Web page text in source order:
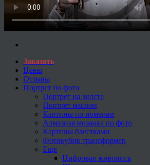
Заказать
Цены
Отзывы
Портрет по фото
Портрет на холсте
Портрет маслом
Картины по номерам
Алмазная мозаика по фото
Картины блестками
Фотокубик трансформер
Еще
Цифровая живопись